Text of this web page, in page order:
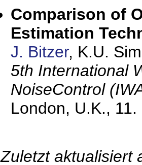
Comparison of
Estimation
J. Bitzer, K.U.
5th International
NoiseControl
London, U.K.,
Zuletzt aktualisiert